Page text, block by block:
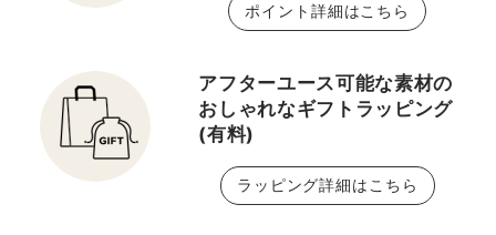
ポイント詳細はこちら
アフターユース可能な素材の
おしゃれなギフトラッピング
(有料)
ラッピング詳細はこちら